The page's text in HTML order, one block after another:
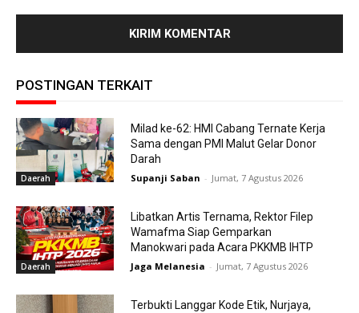
POSTINGAN TERKAIT
Daerah
Milad ke-62: HMI Cabang Ternate Kerja
Sama dengan PMI Malut Gelar Donor
Darah
Supanji Saban - Jumat, 7 Agustus 2026
Daerah
Libatkan Artis Ternama, Rektor Filep
Wamafma Siap Gemparkan
Manokwari pada Acara PKKMB IHTP
Jaga Melanesia - Jumat, 7 Agustus 2026
Terbukti Langgar Kode Etik, Nurjaya,